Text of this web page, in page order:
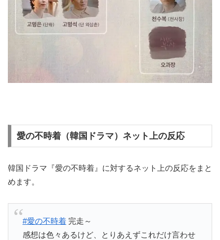
愛の不時着（韓国ドラマ）ネット上の反応
韓国ドラマ『愛の不時着』に対するネット上の反応をまと
めます。
#愛の不時着完走～
感想は色々あるけど、とりあえずこれだけ言わせ